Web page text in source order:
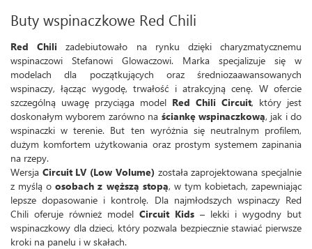
Buty wspinaczkowe Red Chili
Red Chili zadebiutowało na rynku dzięki charyzmatycznemu
wspinaczowi Stefanowi Glowaczowi. Marka specjalizuje się w
modelach dla początkujących oraz średniozaawansowanych
wspinaczy, łącząc wygodę, trwałość i atrakcyjną cenę. W ofercie
szczególną uwagę przyciąga model Red Chili Circuit, który jest
doskonałym wyborem zarówno na ściankę wspinaczkową, jak i do
wspinaczki w terenie. But ten wyróżnia się neutralnym profilem,
dużym komfortem użytkowania oraz prostym systemem zapinania
na rzepy.
Wersja Circuit LV (Low Volume) została zaprojektowana specjalnie
z myślą oosobach z węższą stopą, w tym kobietach, zapewniając
lepsze dopasowanie i kontrolę. Dla najmłodszych wspinaczy Red
Chili oferuje również model Circuit Kids – lekki i wygodny but
wspinaczkowy dla dzieci, który pozwala bezpiecznie stawiać pierwsze
kroki na panelu i w skałach.